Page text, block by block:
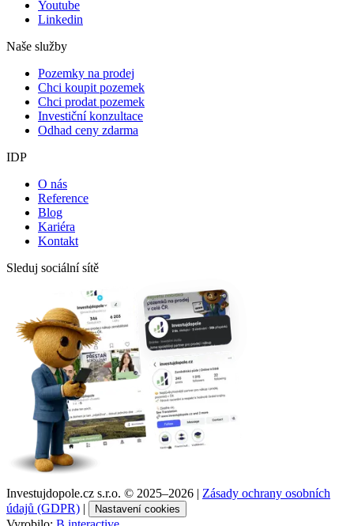
Youtube
Linkedin
Naše služby
Pozemky na prodej
Chci koupit pozemek
Chci prodat pozemek
Investiční konzultace
Odhad ceny zdarma
IDP
O nás
Reference
Blog
Kariéra
Kontakt
Sleduj sociální sítě
Investujdopole.cz s.r.o. © 2025–2026 | Zásady ochrany osobních
údajů (GDPR) | Nastavení cookies